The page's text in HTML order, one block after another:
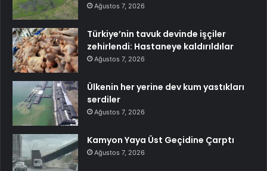
Ağustos 7, 2026
Türkiye’nin tavuk devinde işçiler
zehirlendi: Hastaneye kaldırıldılar
Ağustos 7, 2026
Ülkenin her yerine dev kum yastıkları
serdiler
Ağustos 7, 2026
Kamyon Yaya Üst Geçidine Çarptı
Ağustos 7, 2026